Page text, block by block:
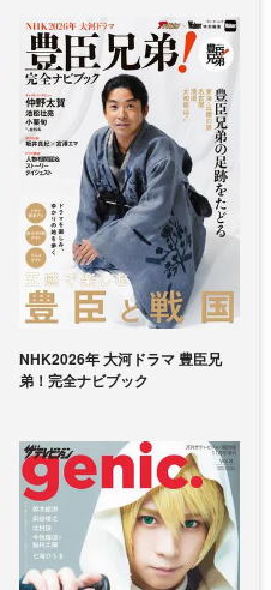
NHK2026年 大河ドラマ 豊臣兄
弟！完全ナビブック